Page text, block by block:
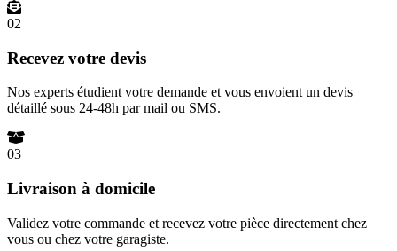
02
Recevez votre devis
Nos experts étudient votre demande et vous envoient un devis
détaillé sous 24-48h par mail ou SMS.
03
Livraison à domicile
Validez votre commande et recevez votre pièce directement chez
vous ou chez votre garagiste.